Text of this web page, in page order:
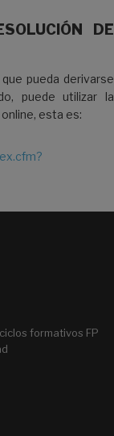
DE
pueda derivarse
puede utilizar la
esta es:
formativos FP